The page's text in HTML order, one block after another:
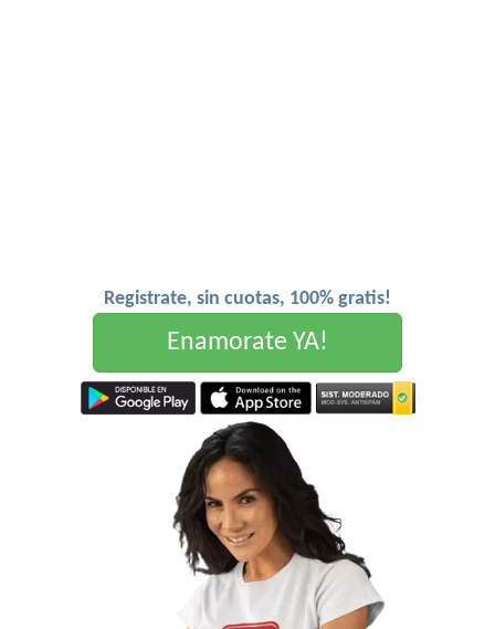
Registrate, sin cuotas, 100% gratis!
Enamorate YA!